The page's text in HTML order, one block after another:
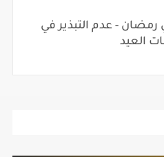
رمضان - عدم التبذير في
العيد